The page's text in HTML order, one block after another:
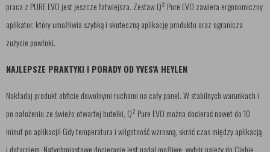
praca z PURE EVO jest jeszcze łatwiejsza. Zestaw Q² Pure EVO zawiera ergonomiczny
aplikator, który umożliwia szybką i skuteczną aplikację produktu oraz ogranicza
zużycie powłoki.
NAJLEPSZE PRAKTYKI I PORADY OD YVES'A HEYLEN
Nakładaj produkt obficie dowolnymi ruchami na cały panel. W stabilnych warunkach i
po nałożeniu ze świeżo otwartej butelki, Q² Pure EVO można docierać nawet do 10
minut po aplikacji! Gdy temperatura i wilgotność wzrosną, skróć czas między aplikacją
i dotarciem. Natychmiastowe docieranie jest nadal możliwe, wybór należy do Ciebie.